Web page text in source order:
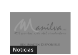
Noticias